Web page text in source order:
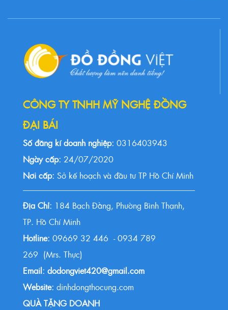
CÔNG TY TNHH MỸ NGHỆ ĐỒNG
ĐẠI BÁI
Số đăng kí doanh nghiệp: 0316403943
Ngày cấp: 24/07/2020
Nơi cấp: Sở kế hoạch và đầu tư TP Hồ Chí Minh
Địa Chỉ: 184 Bạch Đằng, Phường Bình Thạnh,
TP. Hồ Chí Minh
Hotline: 09669 32 446 - 0934 789
269 (Mrs. Thực)
Email: dodongviet420@gmail.com
Website: dinhdongthocung.com
QUÀ TẶNG DOANH